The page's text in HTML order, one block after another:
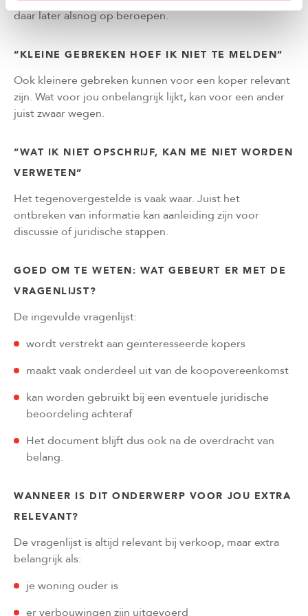
daar later alsnog op beroepen.
“KLEINE GEBREKEN HOEF IK NIET TE MELDEN”
Ook kleinere gebreken kunnen voor een koper relevant
zijn. Wat voor jou onbelangrijk lijkt, kan voor een ander
juist zwaar wegen.
“WAT IK NIET OPSCHRIJF, KAN ME NIET WORDEN
VERWETEN”
Het tegenovergestelde is vaak waar. Juist het
ontbreken van informatie kan aanleiding zijn voor
discussie of juridische stappen.
GOED OM TE WETEN: WAT GEBEURT ER MET DE
VRAGENLIJST?
De ingevulde vragenlijst:
wordt verstrekt aan geïnteresseerde kopers
maakt vaak onderdeel uit van de koopovereenkomst
kan worden gebruikt bij een eventuele juridische
beoordeling achteraf
Het document blijft dus ook na de overdracht van
belang.
WANNEER IS DIT ONDERWERP VOOR JOU EXTRA
RELEVANT?
De vragenlijst is altijd relevant bij verkoop, maar extra
belangrijk als:
je woning ouder is
er verbouwingen zijn uitgevoerd